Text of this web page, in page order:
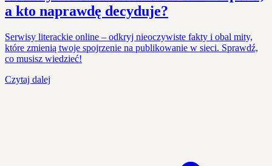
a kto naprawdę decyduje?
Serwisy literackie online – odkryj nieoczywiste fakty i obal mity,
które zmienią twoje spojrzenie na publikowanie w sieci. Sprawdź,
co musisz wiedzieć!
Czytaj dalej